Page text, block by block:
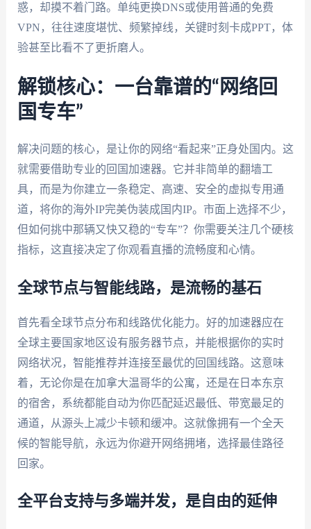
惑，却摸不着门路。单纯更换DNS或使用普通的免费
VPN，往往速度堪忧、频繁掉线，关键时刻卡成PPT，体
验甚至比看不了更折磨人。
解锁核心：一台靠谱的“网络回
国专车”
解决问题的核心，是让你的网络“看起来”正身处国内。这
就需要借助专业的回国加速器。它并非简单的翻墙工
具，而是为你建立一条稳定、高速、安全的虚拟专用通
道，将你的海外IP完美伪装成国内IP。市面上选择不少，
但如何挑中那辆又快又稳的“专车”？你需要关注几个硬核
指标，这直接决定了你观看直播的流畅度和心情。
全球节点与智能线路，是流畅的基石
首先看全球节点分布和线路优化能力。好的加速器应在
全球主要国家地区设有服务器节点，并能根据你的实时
网络状况，智能推荐并连接至最优的回国线路。这意味
着，无论你是在加拿大温哥华的公寓，还是在日本东京
的宿舍，系统都能自动为你匹配延迟最低、带宽最足的
通道，从源头上减少卡顿和缓冲。这就像拥有一个全天
候的智能导航，永远为你避开网络拥堵，选择最佳路径
回家。
全平台支持与多端并发，是自由的延伸